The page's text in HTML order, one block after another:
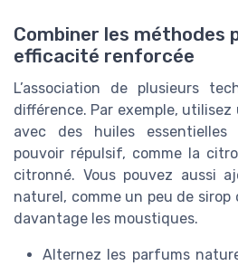
Combiner les méthodes
efficacité renforcée
L’association de plusieurs
différence. Par exemple, utilisez
avec des huiles essentielles
pouvoir répulsif, comme la
citronné. Vous pouvez aussi
naturel, comme un peu de
davantage les moustiques.
Alternez les parfums